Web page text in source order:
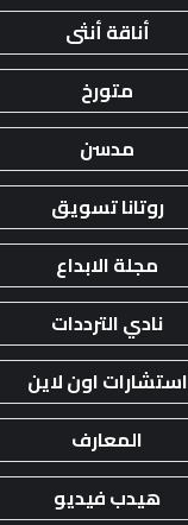
أناقة أنثى
متورخ
مدسن
روتانا تسويق
مجلة الابداع
نادي الترددات
استشارات اون لاين
المعارف
هيدب فيديو